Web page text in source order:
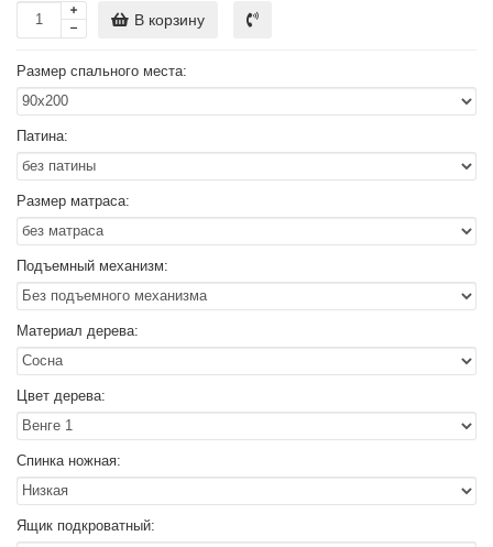
В корзину
Размер спального места:
Патина:
Размер матраса:
Подъемный механизм:
Материал дерева:
Цвет дерева:
Спинка ножная:
Ящик подкроватный: